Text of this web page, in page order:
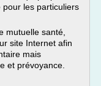
les particuliers
mutuelle santé,
site Internet afin
mais
et prévoyance.